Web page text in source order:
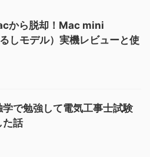
から脱却！Mac mini
しモデル）実機レビューと使
学で勉強して電気工事士試験
た話